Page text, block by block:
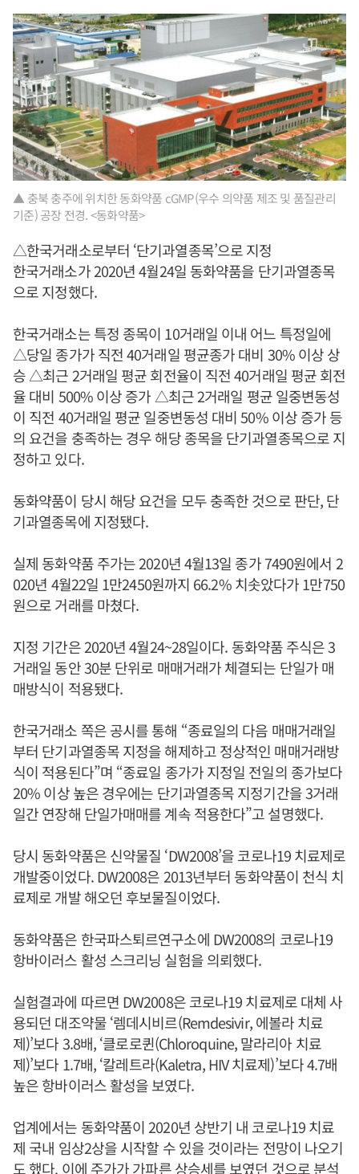
▲ 충북 충주에 위치한 동화약품 cGMP(우수 의약품 제조 및 품질관리
기준) 공장 전경. <동화약품>
△한국거래소로부터 ‘단기과열종목’으로 지정
한국거래소가 2020년 4월24일 동화약품을 단기과열종목
으로 지정했다.
한국거래소는 특정 종목이 10거래일 이내 어느 특정일에
△당일 종가가 직전 40거래일 평균종가 대비 30% 이상 상
승 △최근 2거래일 평균 회전율이 직전 40거래일 평균 회전
율 대비 500% 이상 증가 △최근 2거래일 평균 일중변동성
이 직전 40거래일 평균 일중변동성 대비 50% 이상 증가 등
의 요건을 충족하는 경우 해당 종목을 단기과열종목으로 지
정하고 있다.
동화약품이 당시 해당 요건을 모두 충족한 것으로 판단, 단
기과열종목에 지정됐다.
실제 동화약품 주가는 2020년 4월13일 종가 7490원에서 2
020년 4월22일 1만2450원까지 66.2% 치솟았다가 1만750
원으로 거래를 마쳤다.
지정 기간은 2020년 4월24~28일이다. 동화약품 주식은 3
거래일 동안 30분 단위로 매매거래가 체결되는 단일가 매
매방식이 적용됐다.
한국거래소 쪽은 공시를 통해 “종료일의 다음 매매거래일
부터 단기과열종목 지정을 해제하고 정상적인 매매거래방
식이 적용된다”며 “종료일 종가가 지정일 전일의 종가보다
20% 이상 높은 경우에는 단기과열종목 지정기간을 3거래
일간 연장해 단일가매매를 계속 적용한다”고 설명했다.
당시 동화약품은 신약물질 ‘DW2008’을 코로나19 치료제로
개발중이었다. DW2008은 2013년부터 동화약품이 천식 치
료제로 개발 해오던 후보물질이었다.
동화약품은 한국파스퇴르연구소에 DW2008의 코로나19
항바이러스 활성 스크리닝 실험을 의뢰했다.
실험결과에 따르면 DW2008은 코로나19 치료제로 대체 사
용되던 대조약물 ‘렘데시비르(Remdesivir, 에볼라 치료
제)’보다 3.8배, ‘클로로퀸(Chloroquine, 말라리아 치료
제)’보다 1.7배, ‘칼레트라(Kaletra, HIV 치료제)’보다 4.7배
높은 항바이러스 활성을 보였다.
업계에서는 동화약품이 2020년 상반기 내 코로나19 치료
제 국내 임상2상을 시작할 수 있을 것이라는 전망이 나오기
도 했다. 이에 주가가 가파른 상승세를 보였던 것으로 분석